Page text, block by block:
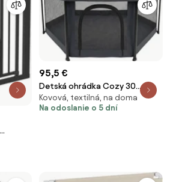
95,5 €
Detská ohrádka Cozy 30
grafitová
Kovová, textilná, na doma
Na odoslanie o 5 dní